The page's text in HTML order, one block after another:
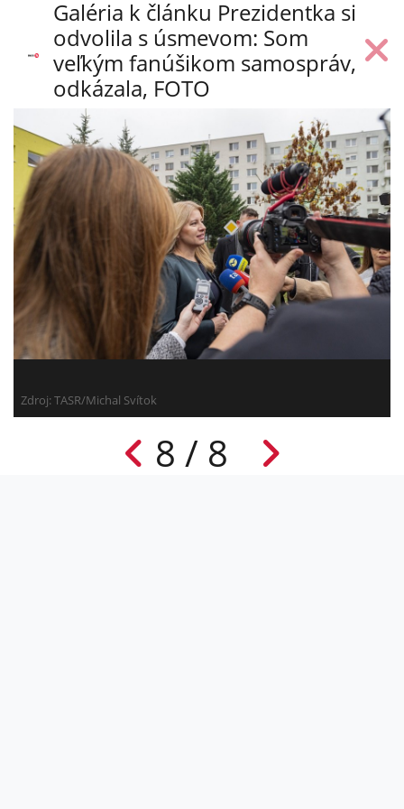
Galéria k článku Prezidentka si
odvolila s úsmevom: Som
veľkým fanúšikom samospráv,
odkázala, FOTO
Zdroj: TASR/Michal Svítok
8 / 8